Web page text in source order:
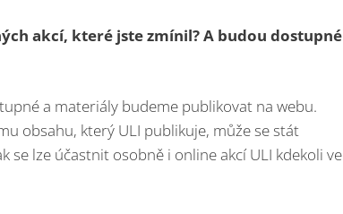
akcí, které jste zmínil? A budou dostupné
a materiály budeme publikovat na webu.
obsahu, který ULI publikuje, může se stát
se lze účastnit osobně i online akcí ULI kdekoli ve